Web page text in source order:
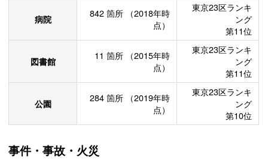
病院 842 箇所
（2018年時
点）
東京23区ランキ
ング
第11位
図書館 11 箇所
（2015年時
点）
東京23区ランキ
ング
第11位
公園 284 箇所
（2019年時
点）
東京23区ランキ
ング
第10位
事件・事故・火災